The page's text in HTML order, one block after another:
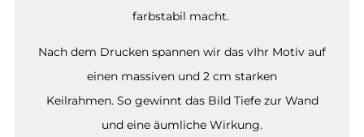
farbstabil macht.
Nach dem Drucken spannen wir das vIhr Motiv auf
einen massiven und 2 cm starken
Keilrahmen. So gewinnt das Bild Tiefe zur Wand
und eine äumliche Wirkung.